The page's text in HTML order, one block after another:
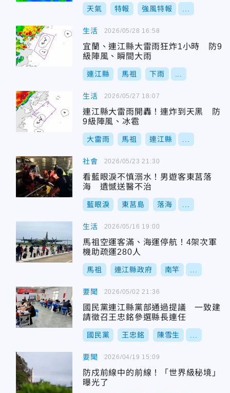
天氣 特報 強風特報
生活
宜蘭、連江縣大雷雨狂炸1小時 防9
級陣風、瞬間大雨
連江縣 馬祖 下雨
2026/05/28 16:58
生活
連江縣大雷雨開轟！連炸到天黑 防
9級陣風、冰雹
大雷雨 馬祖 連江縣
2026/05/27 18:07
社會
看藍眼淚不慎溺水！男遊客東莒落
海 遺憾送醫不治
藍眼淚 東莒島 落海
2026/05/23 21:30
生活
馬祖空運客滿、海運停航！4架次軍
機助疏運280人
馬祖 連江縣政府 南竿
2026/05/16 19:00
要聞
國民黨連江縣黨部通過提議 一致建
請徵召王忠銘參選縣長連任
國民黨 王忠銘 陳雪生
2026/05/02 21:36
要聞
防戍前線中的前線！「世界級秘境」
曝光了
2026/04/19 15:09